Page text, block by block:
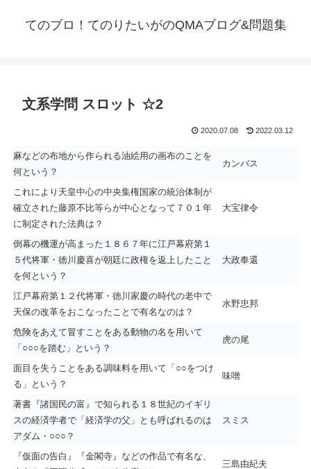
てのブロ！てのりたいがのQMAブログ&問題集
文系学問 スロット ☆2
2020.07.08 2022.03.12
麻などの布地から作られる油絵用の画布のことを
何という？
カンバス
これにより天皇中心の中央集権国家の統治体制が
確立された藤原不比等らが中心となって７０１年
に制定された法典は？
大宝律令
倒幕の機運が高まった１８６７年に江戸幕府第１
５代将軍・徳川慶喜が朝廷に政権を返上したこと
を何という？
大政奉還
江戸幕府第１２代将軍・徳川家慶の時代の老中で
天保の改革をおこなったことで有名なのは？
水野忠邦
危険をあえて冒すことをある動物の名を用いて
「○○○を踏む」という？
虎の尾
面目を失うことをある調味料を用いて「○○をつけ
る」という？
味噌
著書『諸国民の富』で知られる１８世紀のイギリ
スの経済学者で「経済学の父」とも呼ばれるのは
アダム・○○○？
スミス
『仮面の告白』『金閣寺』などの作品で有名な、
三島由紀夫